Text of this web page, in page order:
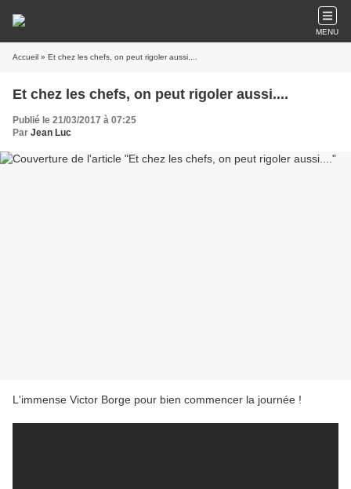
MENU
Accueil » Et chez les chefs, on peut rigoler aussi....
Et chez les chefs, on peut rigoler aussi....
Publié le 21/03/2017 à 07:25
Par Jean Luc
L'immense Victor Borge pour bien commencer la journée !